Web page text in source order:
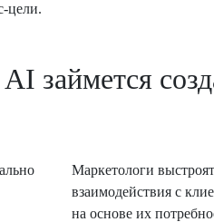
цели.
займется
Маркетологи
взаимодействия с
на основе их